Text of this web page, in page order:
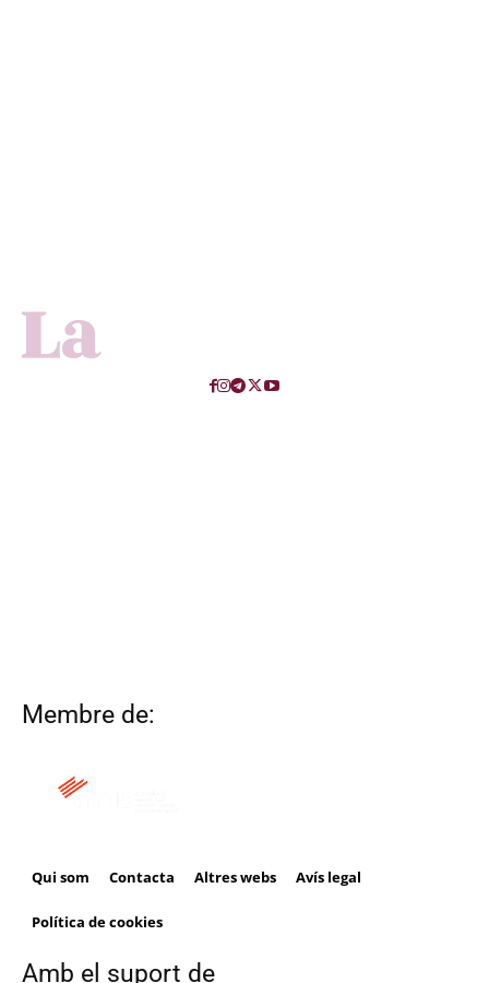
Membre de:
Qui som Contacta Altres webs Avís legal
Política de cookies
Amb el suport de